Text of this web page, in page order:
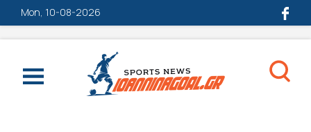
Mon, 10-08-2026